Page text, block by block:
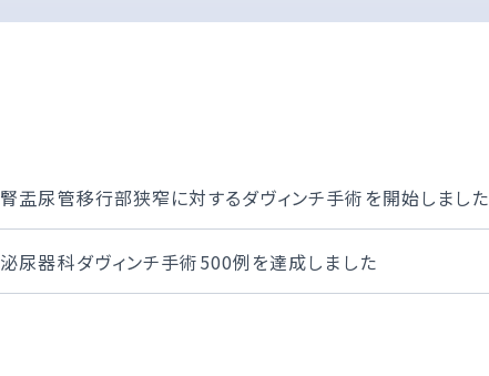
腎盂尿管移行部狭窄に対するダヴィンチ手術を開始しました
泌尿器科ダヴィンチ手術500例を達成しました